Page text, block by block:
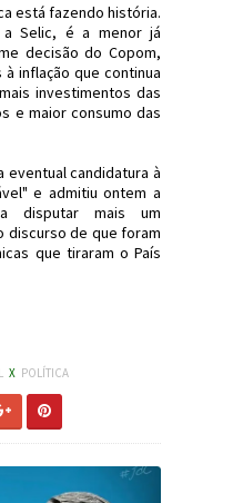
está fazendo história.
Selic, é a menor já
decisão do Copom,
inflação que continua
investimentos das
e maior consumo das
eventual candidatura à
e admitiu ontem a
disputar mais um
discurso de que foram
que tiraram o País
X POLÍTICA